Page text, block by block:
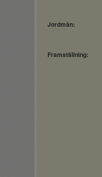
Jordmån:
Framställning: